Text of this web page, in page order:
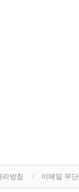
리방침 이메일 무